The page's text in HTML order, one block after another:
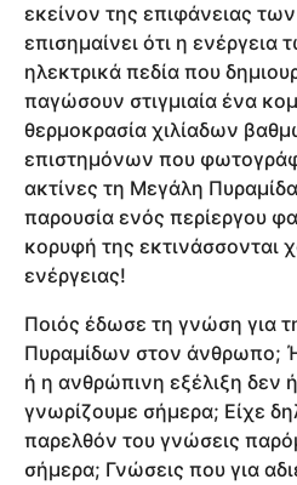
εκείνον της επιφάνειας
επισημαίνει ότι η
ηλεκτρικά πεδία που
παγώσουν στιγμιαία ένα
θερμοκρασία χιλίαδων
επιστημόνων που
ακτίνες τη Μεγάλη
παρουσία ενός περίεργου
κορυφή της εκτινάσσονται
ενέργειας!
Ποιός έδωσε τη γνώση για
Πυραμίδων στον άνθρωπο;
ή η ανθρώπινη εξέλιξη δεν
γνωρίζουμε σήμερα; Είχε
παρελθόν του γνώσεις
σήμερα; Γνώσεις που για